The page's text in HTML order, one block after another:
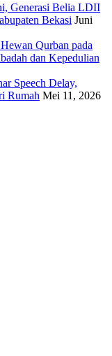
Generasi Belia LDII
Bekasi Juni
Qurban pada
dan Kepedulian
Speech Delay,
Rumah Mei 11, 2026